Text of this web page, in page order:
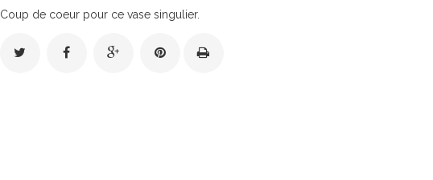
Coup de coeur pour ce vase singulier.